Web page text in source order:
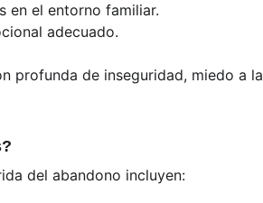
en el entorno familiar.
adecuado.
profunda de inseguridad, miedo a la
del abandono incluyen: